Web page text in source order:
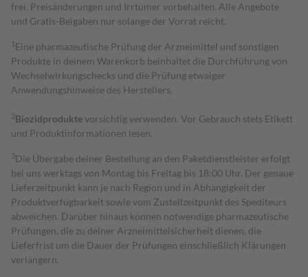
frei. Preisänderungen und Irrtümer vorbehalten. Alle Angebote
und Gratis-Beigaben nur solange der Vorrat reicht.
1 Eine pharmazeutische Prüfung der Arzneimittel und sonstigen
Produkte in deinem Warenkorb beinhaltet die Durchführung von
Wechselwirkungschecks und die Prüfung etwaiger
Anwendungshinweise des Herstellers.
2Biozidproduktevorsichtig verwenden. Vor Gebrauch stets Etikett
und Produktinformationen lesen.
3Die Übergabe deiner Bestellung an den Paketdienstleister erfolgt
bei uns werktags von Montag bis Freitag bis 18:00 Uhr. Der genaue
Lieferzeitpunkt kann je nach Region und in Abhängigkeit der
Produktverfügbarkeit sowie vom Zustellzeitpunkt des Spediteurs
abweichen. Darüber hinaus können notwendige pharmazeutische
Prüfungen, die zu deiner Arzneimittelsicherheit dienen, die
Lieferfrist um die Dauer der Prüfungen einschließlich Klärungen
verlängern.